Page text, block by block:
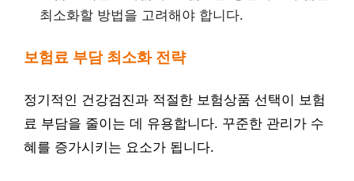
최소화할 방법을 고려해야 합니다.
보험료 부담 최소화 전략
정기적인 건강검진과 적절한 보험상품 선택이 보험
료 부담을 줄이는 데 유용합니다. 꾸준한 관리가 수
혜를 증가시키는 요소가 됩니다.